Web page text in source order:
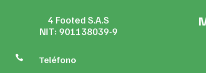
4 Footed S.A.S
NIT: 901138039-9
 Teléfono